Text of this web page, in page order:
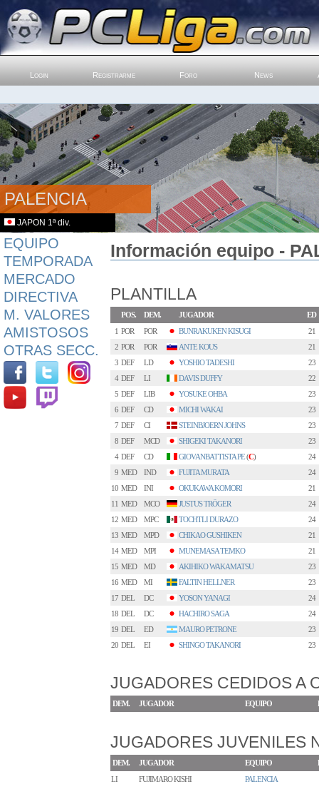
Login Registrarme Foro News
PALENCIA
JAPON 1ª div.
EQUIPO
TEMPORADA
MERCADO
DIRECTIVA
M. VALORES
AMISTOSOS
OTRAS SECC.
Información equipo -
PLANTILLA
POS. DEM. JUGADOR
ED
1 POR POR BUNRAKUKEN KISUGI
21
2 POR POR ANTE KOUS
21
3 DEF LD YOSHIO TADESHI
23
4 DEF LI DAVIS DUFFY
22
5 DEF LIB YOSUKE OHBA
23
6 DEF CD MICHI WAKAI
23
7 DEF CI STEINBJOERN JOHNS
23
8 DEF MCD SHIGEKI TAKANORI
23
4 DEF CD GIOVANBATTISTA PE(C)
24
9 MED IND FUJITA MURATA
24
10 MED INI OKUKAWA KOMORI
21
11 MED MCO JUSTUS TRÖGER
24
12 MED MPC TOCHTLI DURAZO
24
13 MED MPD CHIKAO GUSHIKEN
21
14 MED MPI MUNEMASA TEMKO
21
15 MED MD AKIHIKO WAKAMATSU
23
16 MED MI FALTIN HELLNER
23
17 DEL DC YOSON YANAGI
24
18 DEL DC HACHIRO SAGA
24
19 DEL ED MAURO PETRONE
23
20 DEL EI SHINGO TAKANORI 23
JUGADORES CEDIDOS A
DEM. JUGADOR EQUIPO
JUGADORES JUVENILES
DEM. JUGADOR EQUIPO
LI
FUJIMARO KISHI PALENCIA